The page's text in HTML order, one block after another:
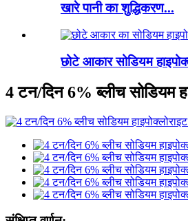
खारे पानी का शुद्धिकरण...
छोटे आकार सोडियम
4 टन/दिन 6% ब्लीच सोडियम